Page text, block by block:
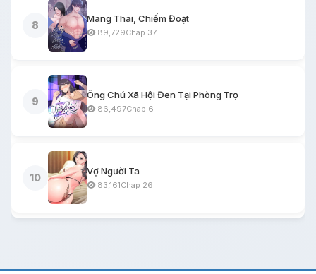
8
Mang Thai, Chiếm Đoạt
89,729Chap 37
9
Ông Chú Xã Hội Đen Tại Phòng Trọ
86,497Chap 6
10
Vợ Người Ta
83,161Chap 26